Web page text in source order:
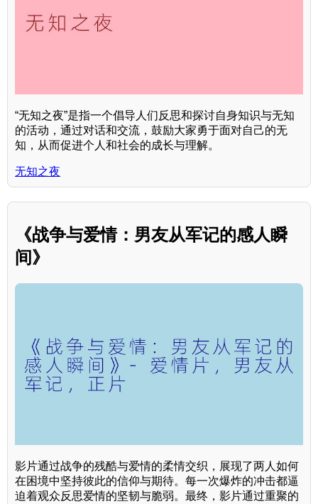
“无知之夜”是指一个倡导人们反思和探讨自身知识与无知
的活动，通过对话和交流，鼓励大家勇于面对自己的无
知，从而促进个人和社会的成长与理解。
无知之夜
《战争与爱情：男友从军记的感人瞬
间》
影片通过战争的残酷与爱情的柔情交织，展现了两人如何
在困境中坚持彼此的信仰与期待。每一次爆炸的冲击都逼
迫着观众反思爱情的坚韧与脆弱。最终，影片通过重聚的